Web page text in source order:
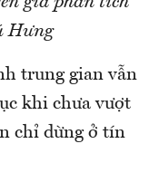
Hưng
trung gian vẫn
khi chưa vượt
chỉ dừng ở tín